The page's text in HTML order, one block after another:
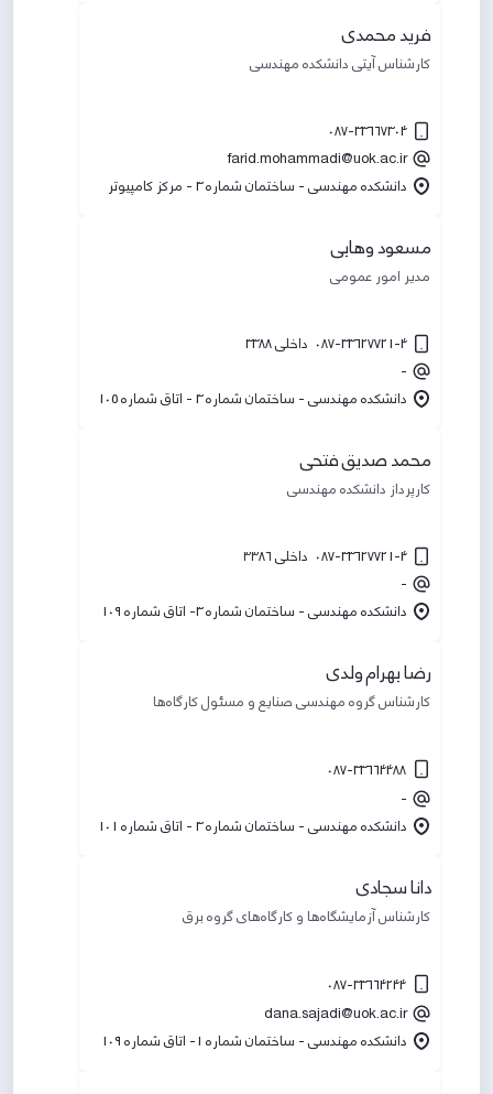
فرید محمدی
کارشناس آیتی دانشکده مهندسی
087-33667304
farid.mohammadi@uok.ac.ir
دانشکده مهندسی - ساختمان شماره 3 - مرکز کامپیوتر
مسعود وهابی
مدیر امور عمومی
087-33627721-4 داخلی 3388
-
دانشکده مهندسی - ساختمان شماره 3 - اتاق شماره 105
محمد صدیق فتحی
کارپرداز دانشکده مهندسی
087-33627721-4 داخلی ۳۳۸۶
-
دانشکده مهندسی - ساختمان شماره 3- اتاق شماره 109
رضا بهرام ولدی
کارشناس گروه مهندسی صنایع و مسئول کارگاه‌ها
087-33664488
-
دانشکده مهندسی - ساختمان شماره 3 - اتاق شماره 101
دانا سجادی
کارشناس آزمایشگاه‌ها و کارگاه‌های گروه برق
087-33664244
dana.sajadi@uok.ac.ir
دانشکده مهندسی - ساختمان شماره 1- اتاق شماره 109